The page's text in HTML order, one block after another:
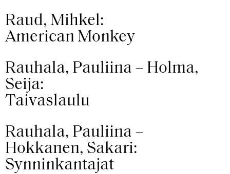
Raud, Mihkel:
American Monkey
Rauhala, Pauliina – Holma,
Seija:
Taivaslaulu
Rauhala, Pauliina –
Hokkanen, Sakari:
Synninkantajat